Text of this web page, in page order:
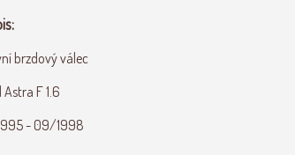
brzdový válec
Astra F 1.6
- 09/1998